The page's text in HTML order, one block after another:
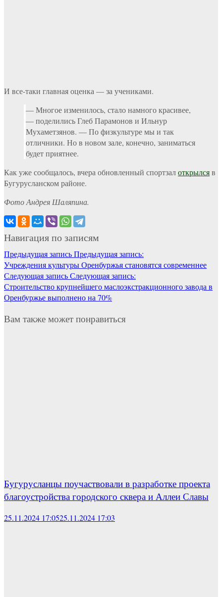
И все-таки главная оценка — за учениками.
— Многое изменилось, стало намного красивее,
— поделились Глеб Парамонов и Ильнур
Мухаметзянов. — По физкультуре мы и так
отличники. Но в новом зале, конечно, заниматься
будет приятнее.
Как уже сообщалось, вчера обновленный спортзалоткрылсяв
Бугурусланском районе.
Фото Андрея Шаляпина.
Навигация по записям
Предыдущая записьПредыдущая запись:
Учреждения культуры Оренбуржья становятся современнее
Следующая записьСледующая запись:
Строительство крупнейшего маслоэкстракционного завода в
Оренбуржье выполнено на 70%
Вам также может понравиться
Бугурусланцы поучаствовали в разработке проекта
благоустройства городского сквера и Аллеи Славы
25.11.2024 17:0525.11.2024 17:03